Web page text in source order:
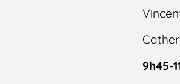
9h45-